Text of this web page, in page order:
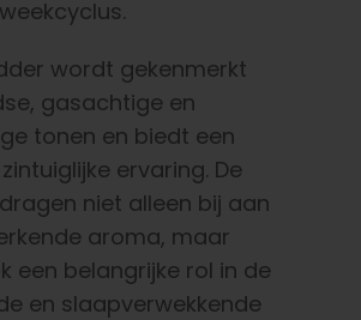
wordt gekenmerkt
gasachtige en
tonen en biedt een
ervaring. De
niet alleen bij aan
aroma, maar
een belangrijke rol in de
en slaapverwekkende